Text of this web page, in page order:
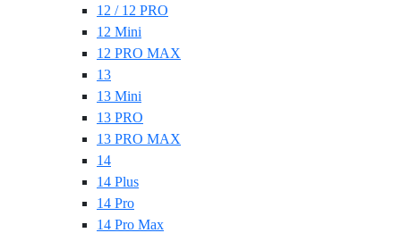
12 / 12 PRO
12 Mini
12 PRO MAX
13
13 Mini
13 PRO
13 PRO MAX
14
14 Plus
14 Pro
14 Pro Max